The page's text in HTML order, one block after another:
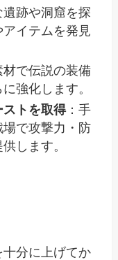
遺跡や洞窟を探
イテムを発見
材で伝説の装備
強化します。
ストを取得：手
で攻撃力・防
します。
分に上げてか